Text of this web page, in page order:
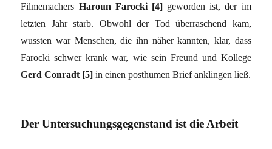
Filmemachers Haroun Farocki [4]geworden ist, der im
letzten Jahr starb. Obwohl der Tod überraschend kam,
wussten war Menschen, die ihn näher kannten, klar, dass
Farocki schwer krank war, wie sein Freund und Kollege
Gerd Conradt [5] in einen posthumen Brief anklingen ließ.
Der Untersuchungsgegenstand ist die Arbeit